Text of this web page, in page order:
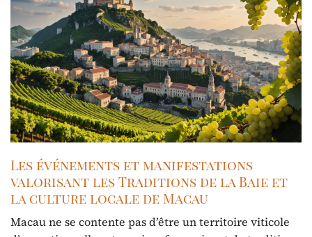
Les événements et manifestations
valorisant les Traditions de la Baie et
la culture locale de Macau
Macau ne se contente pas d’être un territoire viticole